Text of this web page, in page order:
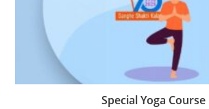
Special Yoga Course